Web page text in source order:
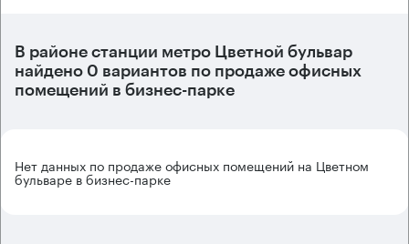
В районе станции метро Цветной бульвар
найдено 0 вариантов по продаже офисных
помещений в бизнес-парке
Нет данных по продаже офисных помещений на Цветном
бульваре в бизнес-парке